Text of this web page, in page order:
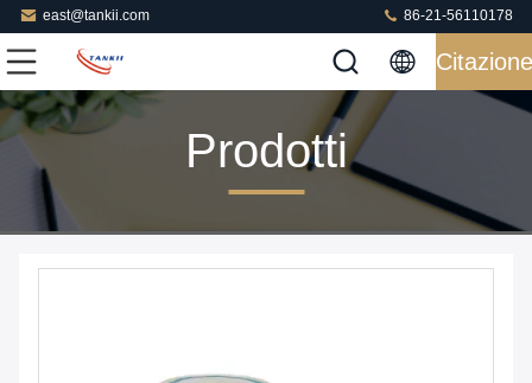
east@tankii.com 86-21-56110178
Citazione
Prodotti